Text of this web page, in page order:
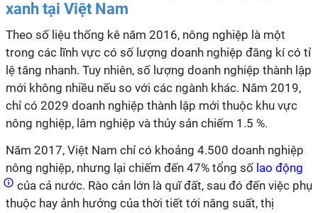
xanh tại Việt Nam
Theo số liệu thống kê năm 2016, nông nghiệp là một
trong các lĩnh vực có số lượng doanh nghiệp đăng kí có tỉ
lệ tăng nhanh. Tuy nhiên, số lượng doanh nghiệp thành lập
mới không nhiều nếu so với các ngành khác. Năm 2019,
chỉ có 2029 doanh nghiệp thành lập mới thuộc khu vực
nông nghiệp, lâm nghiệp và thủy sản chiếm 1.5 %.
Năm 2017, Việt Nam chỉ có khoảng 4.500 doanh nghiệp
nông nghiệp, nhưng lại chiếm đến 47% tổng số lao động
của cả nước. Rào cản lớn là quĩ đất, sau đó đến việc phụ
thuộc hay ảnh hưởng của thời tiết tới năng suất, thị